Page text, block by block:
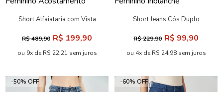
Short Alfaiataria com Vista
R$ 489,90 R$ 199,90
ou 9x de R$ 22,21 sem juros
Short Jeans Cós Duplo
R$ 229,90 R$ 99,90
ou 4x de R$ 24,98 sem juros
-50% OFF -60% OFF